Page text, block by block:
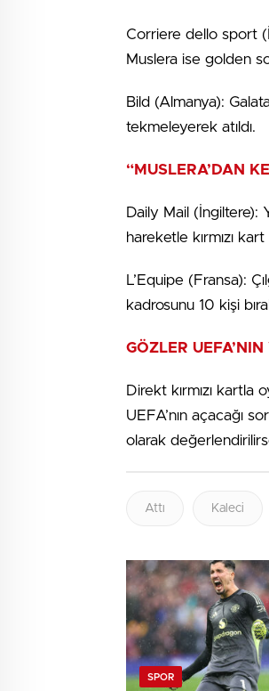
Corriere dello sport
Muslera ise golden
Bild (Almanya):
tekmeleyerek atıldı.
“MUSLERA’DAN
Daily Mail (İngiltere):
hareketle kırmızı
L’Equipe (Fransa):
kadrosunu 10 kişi
GÖZLER
Direkt kırmızı kartla
UEFA’nın açacağı
olarak
Attı Kaleci
SPOR